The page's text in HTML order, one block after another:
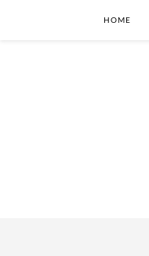
HOME